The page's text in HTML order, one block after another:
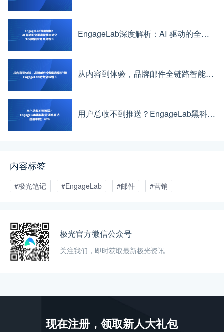
EngageLab深度解析：AI 驱动的全渠道营销自动化如何赋能业务高速增长
从内容到体验，品牌邮件全链路智能升级——EngageLab助力全球增长
用户总收不到推送？EngageLab黑科技让消息直达，送达率提升40%
内容标签
#极光笔记 #EngageLab #邮件 #营销
极光官方微信公众号
关注我们，即时获取最新极光资讯
现在注册，领取新人大礼包